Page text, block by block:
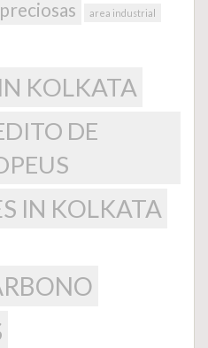
area industrial
KOLKATA
DE
IN KOLKATA